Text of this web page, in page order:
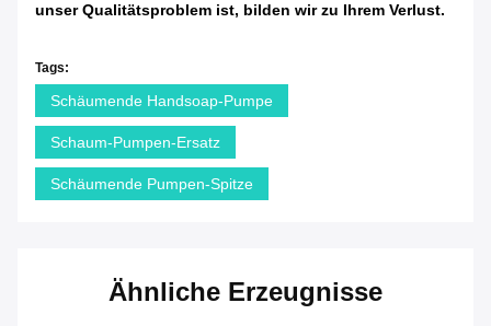
unser Qualitätsproblem ist, bilden wir zu Ihrem Verlust.
Tags:
Schäumende Handsoap-Pumpe
Schaum-Pumpen-Ersatz
Schäumende Pumpen-Spitze
Ähnliche Erzeugnisse